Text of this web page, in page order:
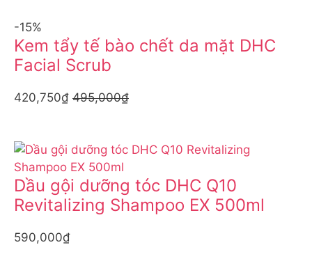
-15%
Kem tẩy tế bào chết da mặt DHC
Facial Scrub
420,750₫ 495,000₫
Dầu gội dưỡng tóc DHC Q10
Revitalizing Shampoo EX 500ml
590,000₫